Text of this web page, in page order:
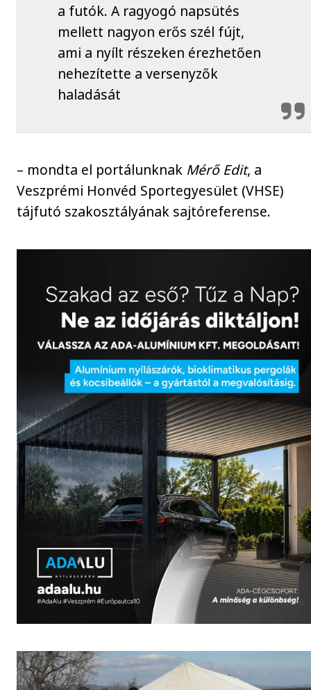
a futók. A ragyogó napsütés
mellett nagyon erős szél fújt,
ami a nyílt részeken érezhetően
nehezítette a versenyzők
haladását
– mondta el portálunknak Mérő Edit, a
Veszprémi Honvéd Sportegyesület (VHSE)
tájfutó szakosztályának sajtóreferense.